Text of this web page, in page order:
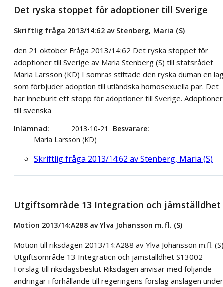
Det ryska stoppet för adoptioner till Sverige
Skriftlig fråga 2013/14:62 av Stenberg, Maria (S)
den 21 oktober Fråga 2013/14:62 Det ryska stoppet för
adoptioner till Sverige av Maria Stenberg (S) till statsrådet
Maria Larsson (KD) I somras stiftade den ryska duman en lag
som förbjuder adoption till utländska homosexuella par. Det
har inneburit ett stopp för adoptioner till Sverige. Adoptioner
till svenska
Inlämnad 2013-10-21
Besvarare
Maria Larsson (KD)
Skriftlig fråga 2013/14:62 av Stenberg, Maria (S)
Utgiftsområde 13 Integration och jämställdhet
Motion 2013/14:A288 av Ylva Johansson m.fl. (S)
Motion till riksdagen 2013/14:A288 av Ylva Johansson m.fl. (S)
Utgiftsområde 13 Integration och jämställdhet S13002
Förslag till riksdagsbeslut Riksdagen anvisar med följande
ändringar i förhållande till regeringens förslag anslagen under